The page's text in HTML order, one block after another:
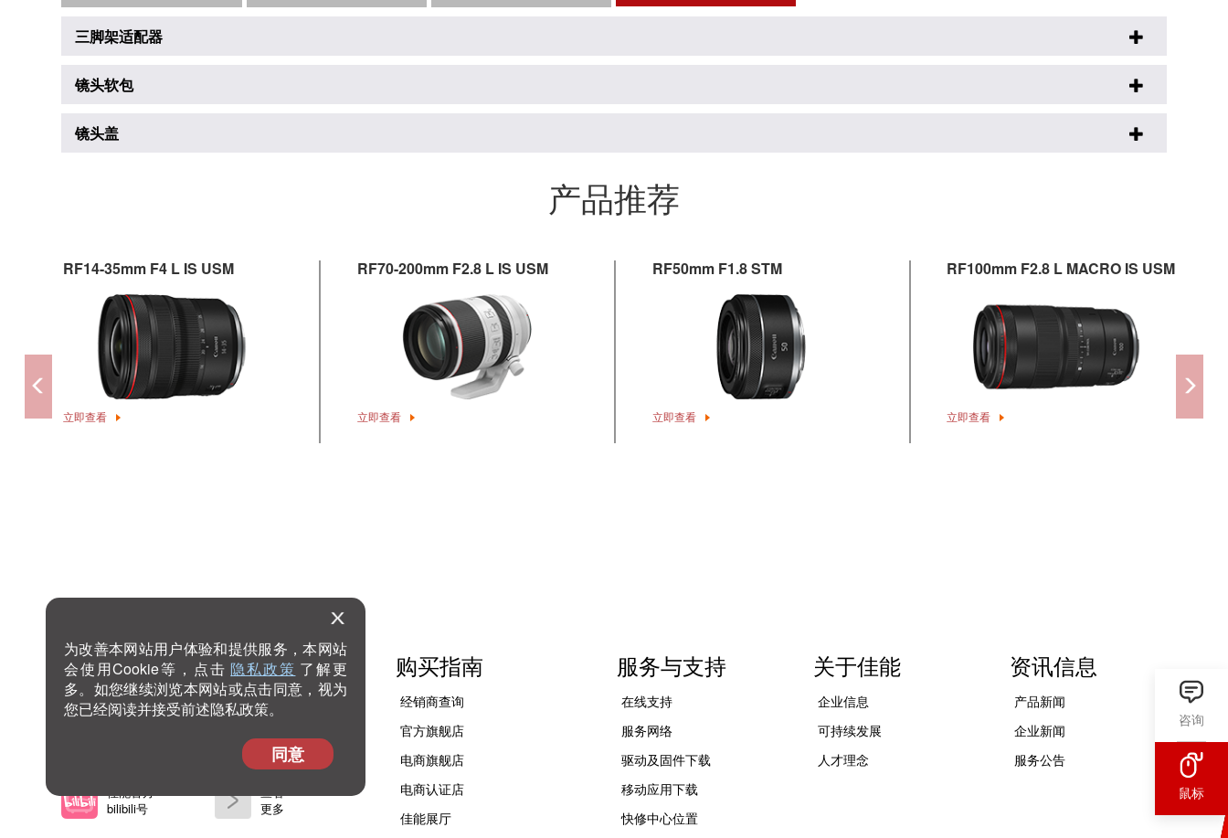
为改善本网站用户体验和提供服务，本网站
会使用Cookie等，点击 隐私政策 了解更
多。如您继续浏览本网站或点击同意，视为
您已经阅读并接受前述隐私政策。
同意
三脚架适配器
镜头软包
镜头盖
产品推荐
RF14-35mm F4 L IS USM
立即查看
RF70-200mm F2.8 L IS USM
立即查看
RF50mm F1.8 STM
立即查看
RF100mm F2.8 L MACRO IS USM
立即查看
佳能官方
微信公众号
佳能官方
微信视频号
抖音号
佳能官方
bilibili号
查看
更多
购买指南
经销商查询
官方旗舰店
电商旗舰店
电商认证店
佳能展厅
服务与支持
在线支持
服务网络
驱动及固件下载
移动应用下载
快修中心位置
关于佳能
企业信息
可持续发展
人才理念
资讯信息
产品新闻
企业新闻
服务公告
咨询
鼠标